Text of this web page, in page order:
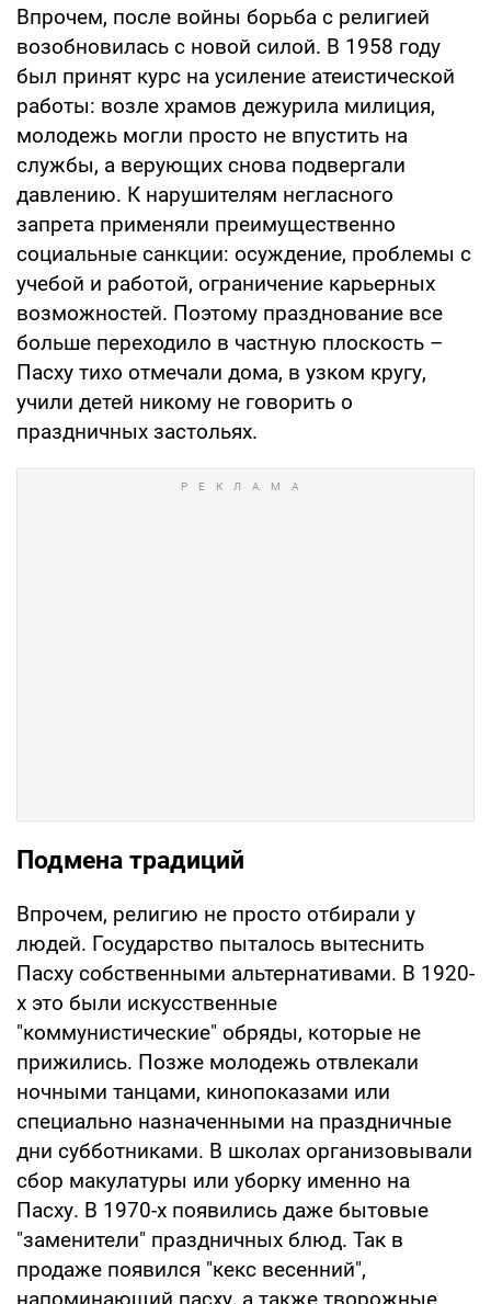
Впрочем, после войны борьба с религией
возобновилась с новой силой. В 1958 году
был принят курс на усиление атеистической
работы: возле храмов дежурила милиция,
молодежь могли просто не впустить на
службы, а верующих снова подвергали
давлению. К нарушителям негласного
запрета применяли преимущественно
социальные санкции: осуждение, проблемы с
учебой и работой, ограничение карьерных
возможностей. Поэтому празднование все
больше переходило в частную плоскость –
Пасху тихо отмечали дома, в узком кругу,
учили детей никому не говорить о
праздничных застольях.
Подмена традиций
Впрочем, религию не просто отбирали у
людей. Государство пыталось вытеснить
Пасху собственными альтернативами. В 1920-
х это были искусственные
"коммунистические" обряды, которые не
прижились. Позже молодежь отвлекали
ночными танцами, кинопоказами или
специально назначенными на праздничные
дни субботниками. В школах организовывали
сбор макулатуры или уборку именно на
Пасху. В 1970-х появились даже бытовые
"заменители" праздничных блюд. Так в
продаже появился "кекс весенний",
напоминающий пасху, а также творожные